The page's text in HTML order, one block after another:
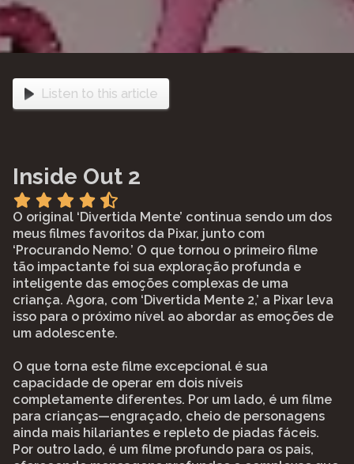
Listen to this article
Inside Out 2
O original ‘Divertida Mente’ continua sendo um dos
meus filmes favoritos da Pixar, junto com
‘Procurando Nemo.’ O que tornou o primeiro filme
tão impactante foi sua exploração profunda e
inteligente das emoções complexas de uma
criança. Agora, com ‘Divertida Mente 2,’ a Pixar leva
isso para o próximo nível ao abordar as emoções de
um adolescente.
O que torna este filme excepcional é sua
capacidade de operar em dois níveis
completamente diferentes. Por um lado, é um filme
para crianças—engraçado, cheio de personagens
ainda mais hilariantes e repleto de piadas fáceis.
Por outro lado, é um filme profundo para os pais,